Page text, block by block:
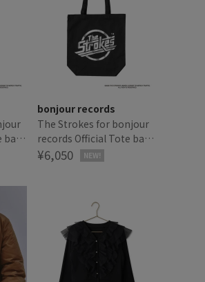
bag
シ
bonjour records
The Strokes for bonjour
records Official Tote bag
ザ・ストロークス オフィシ
¥6,050 NEW!